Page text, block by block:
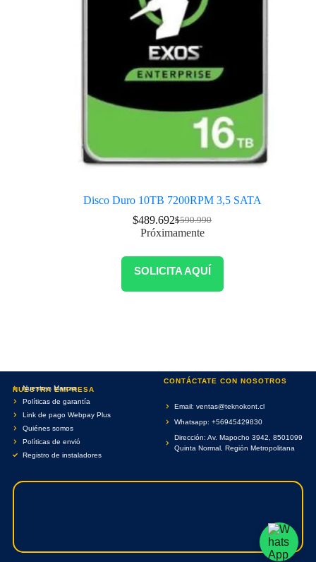
Disco Duro 10TB 7200RPM 3,5 SATA
$590.990
$489.692
Próximamente
SOLICITA AQUÍ
NUESTRA EMPRESA
Nuestras Marcas
Políticas de garantía
Link de pago Webpay Plus
Quiénes somos
Políticas de envió
Registro de instaladores
CONTÁCTATE CON NOSOTROS
Email: ventas@teknokont.cl
Whatsapp: +56945429830
Dirección: Av. Mapocho 3942, 8501099
Quinta Normal, Región Metropolitana